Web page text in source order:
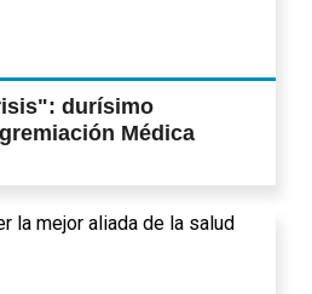
durísimo
Médica